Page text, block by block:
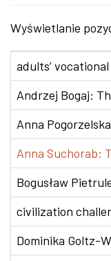
Wyświetlanie
adults’
Andrzej Bogaj:
Anna
Anna Suchorab:
Bogusław
civilization
Dominika Goltz-